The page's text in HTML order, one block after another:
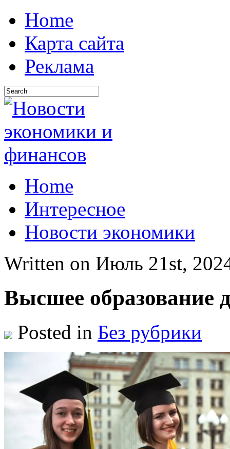
Home
Карта сайта
Реклама
Home
Интересное
Новости экономики
Written on Июль 21st,
Высшее образование
Posted in Без рубрики